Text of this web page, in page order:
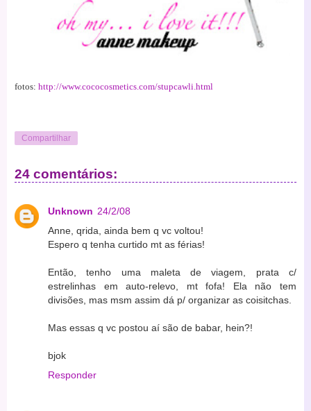
fotos: http://www.cococosmetics.com/stupcawli.html
Compartilhar
24 comentários:
Unknown 24/2/08
Anne, qrida, ainda bem q vc voltou!
Espero q tenha curtido mt as férias!
Então, tenho uma maleta de viagem, prata c/
estrelinhas em auto-relevo, mt fofa! Ela não tem
divisões, mas msm assim dá p/ organizar as coisitchas.
Mas essas q vc postou aí são de babar, hein?!
bjok
Responder